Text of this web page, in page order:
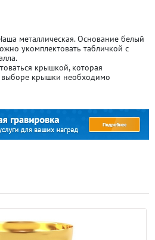
металлическая. Основание белый
укомплектовать табличкой с
крышкой, которая
выборе крышки необходимо